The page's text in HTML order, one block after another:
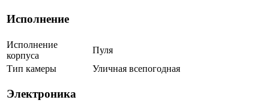
Исполнение
Исполнение
корпуса
Пуля
Тип камеры
Уличная всепогодная
Электроника